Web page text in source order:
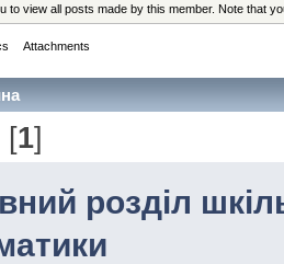
to view all posts made by this member. Note that
Attachments
[1]
розділ